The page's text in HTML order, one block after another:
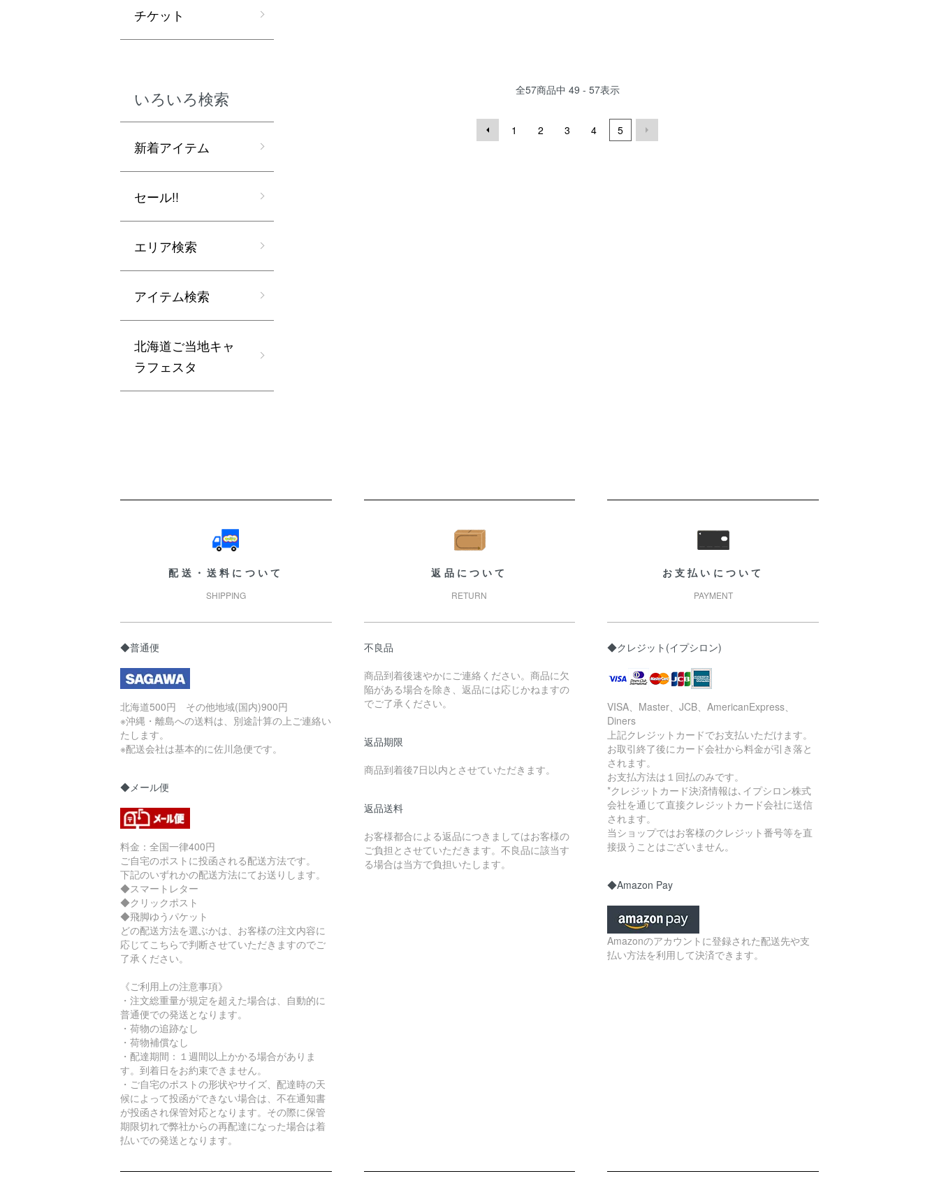
全57商品中 49 - 57表示
1 2 3 4 5
チケット
いろいろ検索
新着アイテム
セール!!
エリア検索
アイテム検索
北海道ご当地キャ
ラフェスタ
配送・送料について
SHIPPING
◆普通便
北海道500円 その他地域(国内)900円
※沖縄・離島への送料は、別途計算の上ご連絡い
たします。
※配送会社は基本的に佐川急便です。
◆メール便
料金：全国一律400円
ご自宅のポストに投函される配送方法です。
下記のいずれかの配送方法にてお送りします。
◆スマートレター
◆クリックポスト
◆飛脚ゆうパケット
どの配送方法を選ぶかは、お客様の注文内容に
応じてこちらで判断させていただきますのでご
了承ください。
《ご利用上の注意事項》
・注文総重量が規定を超えた場合は、自動的に
普通便での発送となります。
・荷物の追跡なし
・荷物補償なし
・配達期間：１週間以上かかる場合がありま
す。到着日をお約束できません。
・ご自宅のポストの形状やサイズ、配達時の天
候によって投函ができない場合は、不在通知書
が投函され保管対応となります。その際に保管
期限切れで弊社からの再配達になった場合は着
払いでの発送となります。
返品について
RETURN
不良品
商品到着後速やかにご連絡ください。商品に欠
陥がある場合を除き、返品には応じかねますの
でご了承ください。
返品期限
商品到着後7日以内とさせていただきます。
返品送料
お客様都合による返品につきましてはお客様の
ご負担とさせていただきます。不良品に該当す
る場合は当方で負担いたします。
お支払いについて
PAYMENT
◆クレジット(イプシロン)
VISA、Master、JCB、AmericanExpress、
Diners
上記クレジットカードでお支払いただけます。
お取引終了後にカード会社から料金が引き落と
されます。
お支払方法は１回払のみです。
*クレジットカード決済情報は､イプシロン株式
会社を通じて直接クレジットカード会社に送信
されます。
当ショップではお客様のクレジット番号等を直
接扱うことはございません。
◆Amazon Pay
Amazonのアカウントに登録された配送先や支
払い方法を利用して決済できます。